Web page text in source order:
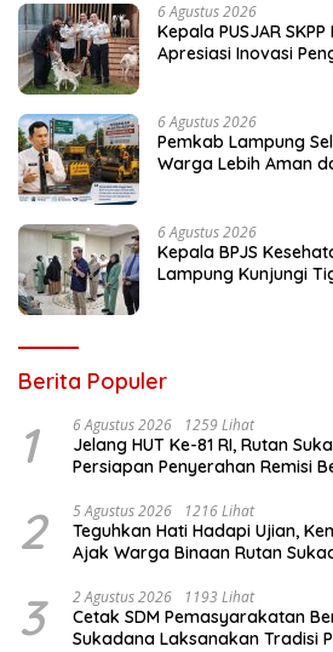
6 Agustus 2026
Kepala PUSJAR
Apresiasi Inovasi
6 Agustus 2026
Pemkab Lampung
Warga Lebih Aman
6 Agustus 2026
Kepala BPJS
Lampung Kunjungi
Berita Populer
1 6 Agustus 2026 1259 Lihat
Jelang HUT Ke-81 RI, Rutan
Persiapan Penyerahan Remisi
2 5 Agustus 2026 1216 Lihat
Teguhkan Hati Hadapi Ujian,
Ajak Warga Binaan Rutan
3 2 Agustus 2026 1193 Lihat
Cetak SDM Pemasyarakatan
Sukadana Laksanakan Tradisi